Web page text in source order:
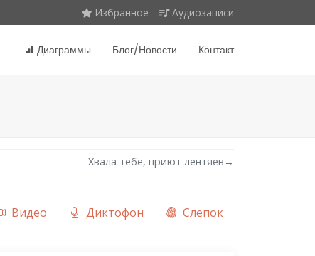
Избранное Аудиозаписи
Диаграммы Блог/Новости Контакт
Хвала тебе, приют лентяев →
Видео Диктофон Слепок